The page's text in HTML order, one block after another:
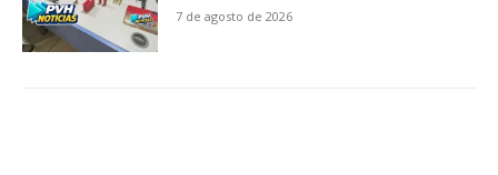
7 de agosto de 2026